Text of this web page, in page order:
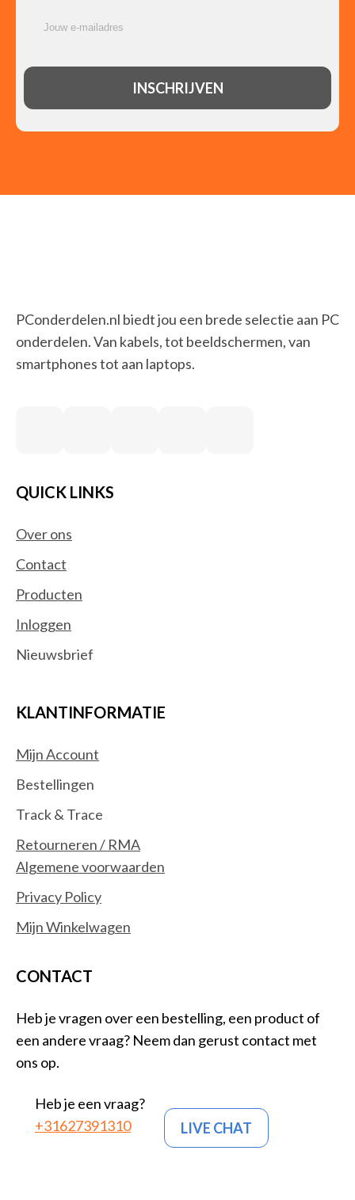
PConderdelen.nl biedt jou een brede selectie aan PC
onderdelen. Van kabels, tot beeldschermen, van
smartphones tot aan laptops.
QUICK LINKS
Over ons
Contact
Producten
Inloggen
Nieuwsbrief
KLANTINFORMATIE
Mijn Account
Bestellingen
Track & Trace
Retourneren / RMA
Algemene voorwaarden
Privacy Policy
Mijn Winkelwagen
CONTACT
Heb je vragen over een bestelling, een product of
een andere vraag? Neem dan gerust contact met
ons op.
Heb je een vraag?
+31627391310
LIVE CHAT